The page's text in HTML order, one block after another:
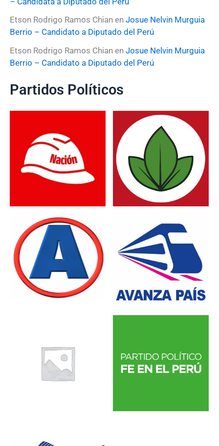
Etson Rodrigo Ramos Chian en Josue Nelvin Murguia
Berrio – Candidato a Diputado del Perú
Etson Rodrigo Ramos Chian en Josue Nelvin Murguia
Berrio – Candidato a Diputado del Perú
Partidos Políticos